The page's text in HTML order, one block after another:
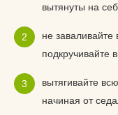
вытянуты на
не заваливайте
подкручивайте
вытягивайте
начиная от